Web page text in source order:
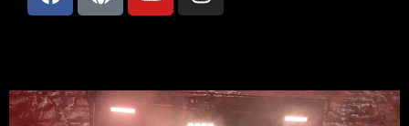
c
o
o
o u
b
e
s
g
r